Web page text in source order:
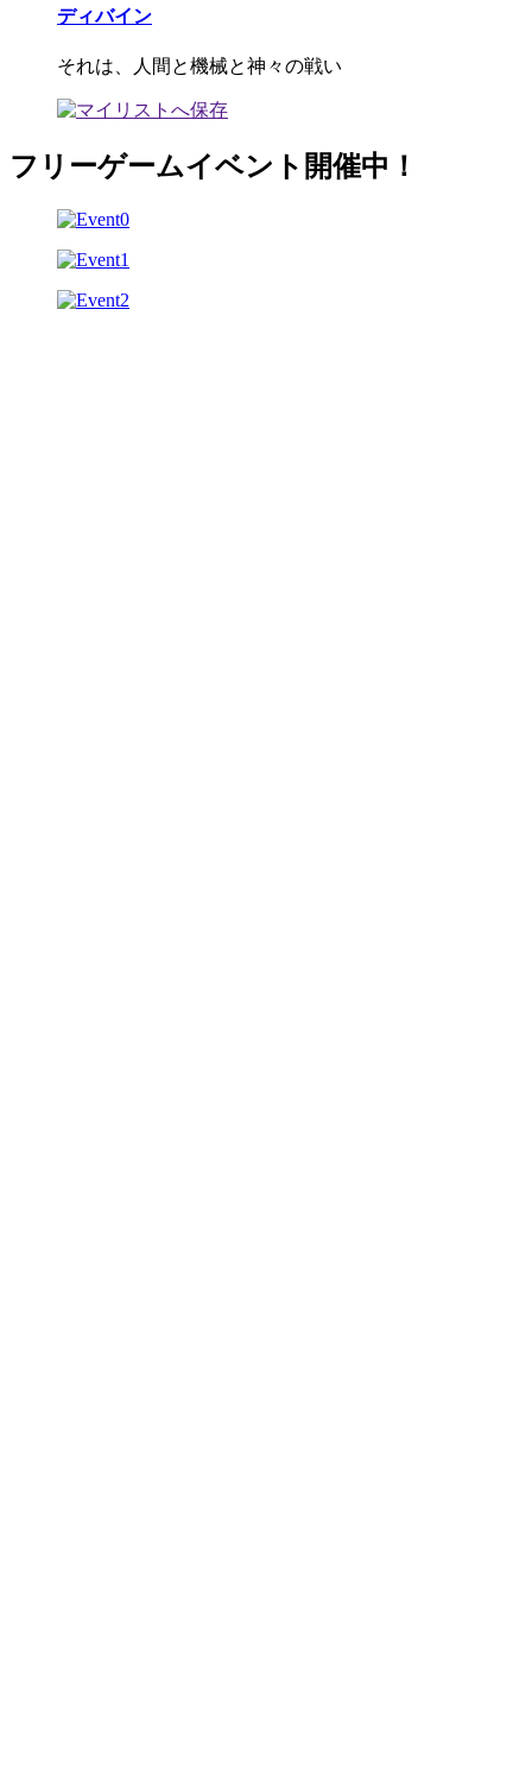
ディバイン
それは、人間と機械と神々の戦い
フリーゲームイベント開催中！